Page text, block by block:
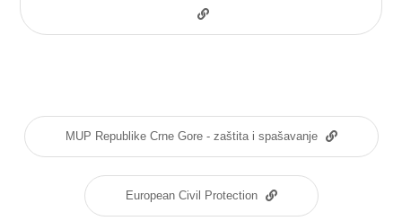
MUP Republike Crne Gore - zaštita i spašavanje
European Civil Protection